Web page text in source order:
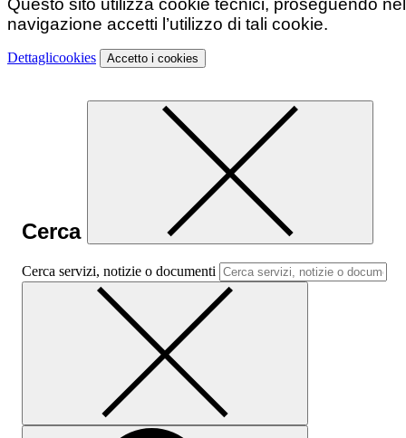
Questo sito utilizza cookie tecnici, proseguendo
navigazione accetti l’utilizzo di tali cookie.
Dettaglicookies Accetto i cookies
Cerca
Cerca servizi, notizie o documenti